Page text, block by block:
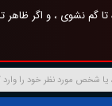
گم نشوی ، و اگر